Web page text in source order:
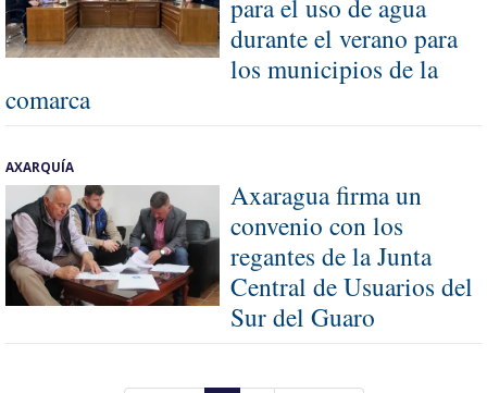
para el uso de agua
durante el verano para
los municipios de la
comarca
AXARQUÍA
Axaragua firma un
convenio con los
regantes de la Junta
Central de Usuarios del
Sur del Guaro